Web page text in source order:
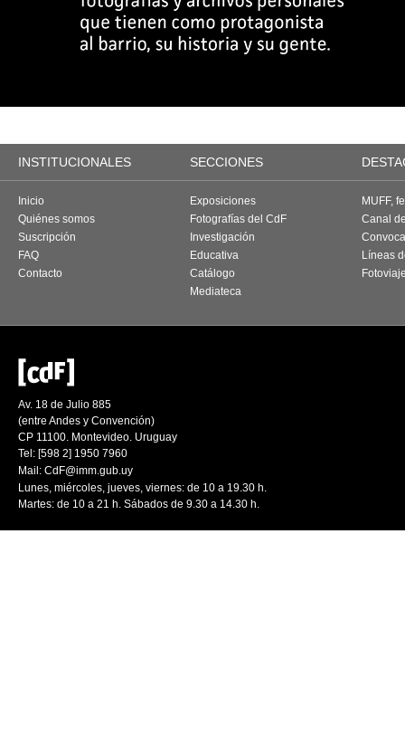
INSTITUCIONALES SECCIONES
Inicio
Quiénes somos
Suscripción
FAQ
Contacto
Exposiciones
Fotografías del CdF
Investigación
Educativa
Catálogo
Mediateca
MUFF,
Canal
Líneas
Av. 18 de Julio 885
(entre Andes y Convención)
CP 11100. Montevideo. Uruguay
Tel: [598 2] 1950 7960
Mail: CdF@imm.gub.uy
Lunes, miércoles, jueves, viernes: de 10 a 19.30 h.
Martes: de 10 a 21 h. Sábados de 9.30 a 14.30 h.